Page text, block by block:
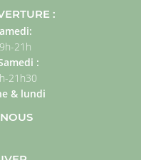
:
:
-21h
:
21h30
& lundi